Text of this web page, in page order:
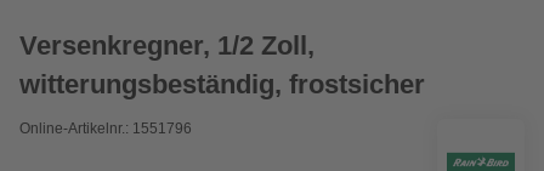
Versenkregner, 1/2 Zoll,
witterungsbeständig, frostsicher
Online-Artikelnr.: 1551796